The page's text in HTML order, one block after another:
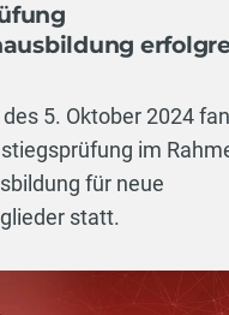
5. Oktober 2024
im
für neue
statt.